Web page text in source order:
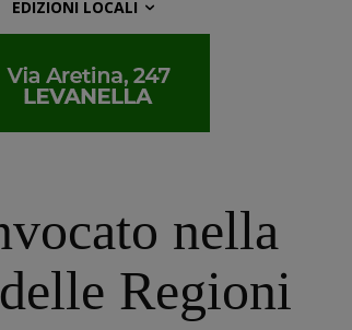
EDIZIONI LOCALI
nella
Regioni